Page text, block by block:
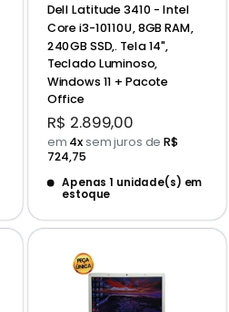
Dell Latitude 3410 - Intel
Core i3-10110U, 8GB RAM,
240GB SSD,. Tela 14",
Teclado Luminoso,
Windows 11 + Pacote
Office
Preço
promocional
R$ 2.899,00
em 4xsem juros deR$
724,75
Apenas 1 unidade(s) em
estoque